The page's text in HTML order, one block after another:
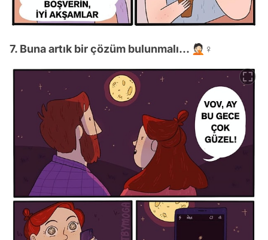
7. Buna artık bir çözüm bulunmalı... 🤦🏻♀️